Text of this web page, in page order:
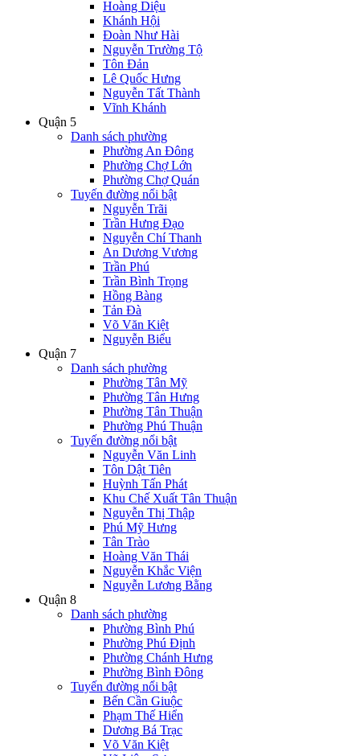
Hoàng Diệu
Khánh Hội
Đoàn Như Hài
Nguyễn Trường Tộ
Tôn Đản
Lê Quốc Hưng
Nguyễn Tất Thành
Vĩnh Khánh
Quận 5
Danh sách phường
Phường An Đông
Phường Chợ Lớn
Phường Chợ Quán
Tuyến đường nổi bật
Nguyễn Trãi
Trần Hưng Đạo
Nguyễn Chí Thanh
An Dương Vương
Trần Phú
Trần Bình Trọng
Hồng Bàng
Tản Đà
Võ Văn Kiệt
Nguyễn Biểu
Quận 7
Danh sách phường
Phường Tân Mỹ
Phường Tân Hưng
Phường Tân Thuận
Phường Phú Thuận
Tuyến đường nổi bật
Nguyễn Văn Linh
Tôn Dật Tiên
Huỳnh Tấn Phát
Khu Chế Xuất Tân Thuận
Nguyễn Thị Thập
Phú Mỹ Hưng
Tân Trào
Hoàng Văn Thái
Nguyễn Khắc Viện
Nguyễn Lương Bằng
Quận 8
Danh sách phường
Phường Bình Phú
Phường Phú Định
Phường Chánh Hưng
Phường Bình Đông
Tuyến đường nổi bật
Bến Cần Giuộc
Phạm Thế Hiển
Dương Bá Trạc
Võ Văn Kiệt